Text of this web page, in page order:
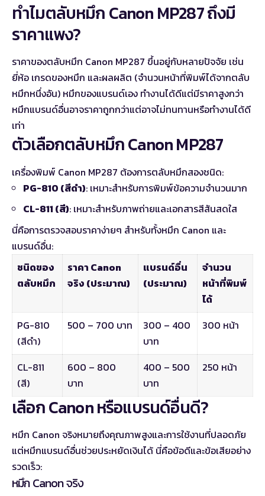
ทำไมตลับหมึก Canon MP287 ถึงมี
ราคาแพง?
ราคาของตลับหมึก Canon MP287 ขึ้นอยู่กับหลายปัจจัย เช่น
ยี่ห้อ เกรดของหมึก และผลผลิต (จำนวนหน้าที่พิมพ์ได้จากตลับ
หมึกหนึ่งอัน) หมึกของแบรนด์เอง ทำงานได้ดีแต่มีราคาสูงกว่า
หมึกแบรนด์อื่นอาจราคาถูกกว่าแต่อาจไม่ทนทานหรือทำงานได้ดี
เท่า
ตัวเลือกตลับหมึก Canon MP287
เครื่องพิมพ์ Canon MP287 ต้องการตลับหมึกสองชนิด:
PG-810 (สีดำ): เหมาะสำหรับการพิมพ์ข้อความจำนวนมาก
CL-811 (สี): เหมาะสำหรับภาพถ่ายและเอกสารสีสันสดใส
นี่คือการตรวจสอบราคาง่ายๆ สำหรับทั้งหมึก Canon และ
แบรนด์อื่น:
ชนิดของ
ตลับหมึก
ราคา Canon
จริง (ประมาณ)
แบรนด์อื่น
(ประมาณ)
จำนวน
หน้าที่พิมพ์
ได้
PG-810
(สีดำ)
500 – 700 บาท
300 – 400
บาท
300 หน้า
CL-811
(สี)
600 – 800
บาท
400 – 500
บาท
250 หน้า
เลือก Canon หรือแบรนด์อื่นดี?
หมึก Canon จริงหมายถึงคุณภาพสูงและการใช้งานที่ปลอดภัย
แต่หมึกแบรนด์อื่นช่วยประหยัดเงินได้ นี่คือข้อดีและข้อเสียอย่าง
รวดเร็ว:
หมึก Canon จริง